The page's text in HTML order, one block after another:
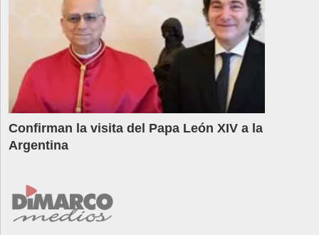
Confirman la visita del Papa León XIV a la
Argentina